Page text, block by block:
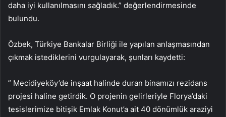
daha iyi kullanılmasını sağladık.” değerlendirmesinde
bulundu.
Özbek, Türkiye Bankalar Birliği ile yapılan anlaşmasından
çıkmak istediklerini vurgulayarak, şunları kaydetti:
” Mecidiyeköy’de inşaat halinde duran binamızı rezidans
projesi haline getirdik. O projenin gelirleriyle Florya’daki
tesislerimize bitişik Emlak Konut’a ait 40 dönümlük araziyi